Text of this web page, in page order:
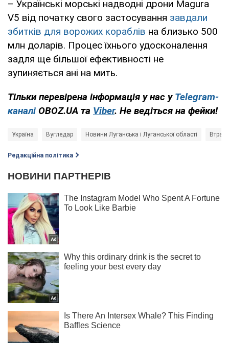
– Українські морські надводні дрони Magura
V5 від початку свого застосування завдали
збитків для ворожих кораблів на близько 500
млн доларів. Процес їхнього удосконалення
задля ще більшої ефективності не
зупиняється ані на мить.
Тільки перевірена інформація у нас у Telegram-
каналі OBOZ.UA та Viber. Не ведіться на фейки!
Україна Вугледар Новини Луганська і Луганської області
Редакційна політика